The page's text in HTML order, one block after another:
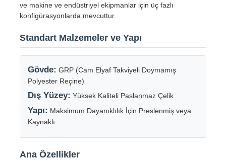
Kalite kontrol
Bize ulaşın
Teklif isteği
Patlama Korumalı Aydınlatma
ve makine ve endüstriyel ekipmanlar için üç fazlı
konfigürasyonlarda mevcuttur.
Standart Malzemeler ve Yapı
Gövde: GRP (Cam Elyaf Takviyeli Doymamış
Polyester Reçine)
Dış Yüzey: Yüksek Kaliteli Paslanmaz Çelik
Yapı: Maksimum Dayanıklılık İçin Preslenmiş veya
Kaynaklı
Ana Özellikler